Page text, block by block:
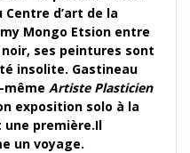
d’art de la
Mongo Etsion entre
noir, ses peintures sont
insolite. Gastineau
même Artiste Plasticien
exposition solo à la
une première.Il
un voyage.